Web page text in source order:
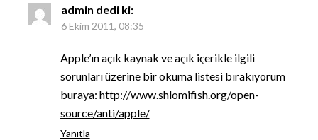
admin dedi ki:
6 Ekim 2011, 08:35
Apple’ın açık kaynak ve açık içerikle ilgili
sorunları üzerine bir okuma listesi bırakıyorum
buraya: http://www.shlomifish.org/open-
source/anti/apple/
Yanıtla